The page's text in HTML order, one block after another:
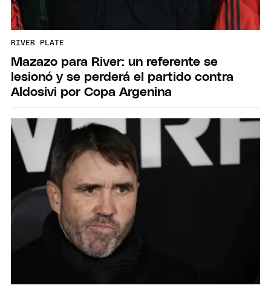
RIVER PLATE
Mazazo para River: un referente se
lesionó y se perderá el partido contra
Aldosivi por Copa Argenina